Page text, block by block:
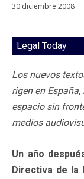
30 diciembre 2008
Legal Today
Los nuevos
rigen en
espacio sin
medios
Un año
Directiva de la